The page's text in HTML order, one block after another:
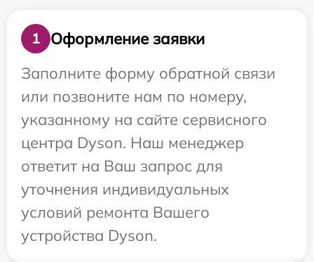
1
Оформление заявки
Заполните форму обратной связи
или позвоните нам по номеру,
указанному на сайте сервисного
центра Dyson. Наш менеджер
ответит на Ваш запрос для
уточнения индивидуальных
условий ремонта Вашего
устройства Dyson.